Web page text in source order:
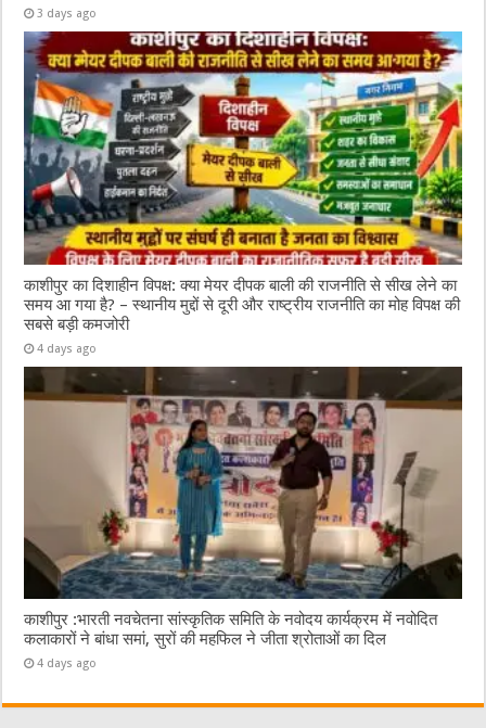
3 days ago
काशीपुर का दिशाहीन विपक्ष: क्या मेयर दीपक बाली की राजनीति से सीख लेने का
समय आ गया है? – स्थानीय मुद्दों से दूरी और राष्ट्रीय राजनीति का मोह विपक्ष की
सबसे बड़ी कमजोरी
4 days ago
काशीपुर :भारती नवचेतना सांस्कृतिक समिति के नवोदय कार्यक्रम में नवोदित
कलाकारों ने बांधा समां, सुरों की महफिल ने जीता श्रोताओं का दिल
4 days ago